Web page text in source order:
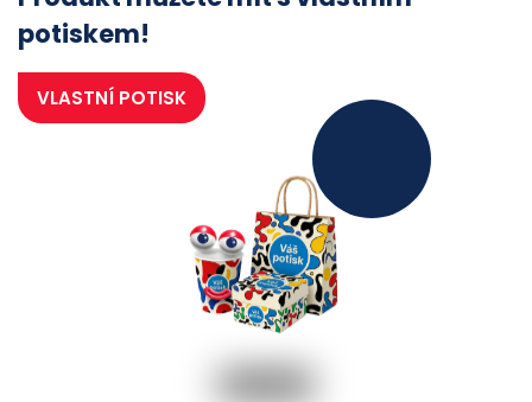
potiskem!
VLASTNÍ POTISK